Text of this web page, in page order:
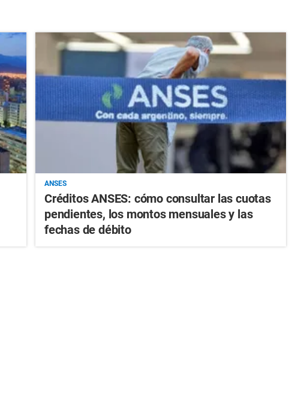
ANSES
Créditos ANSES: cómo consultar las cuotas
pendientes, los montos mensuales y las
fechas de débito